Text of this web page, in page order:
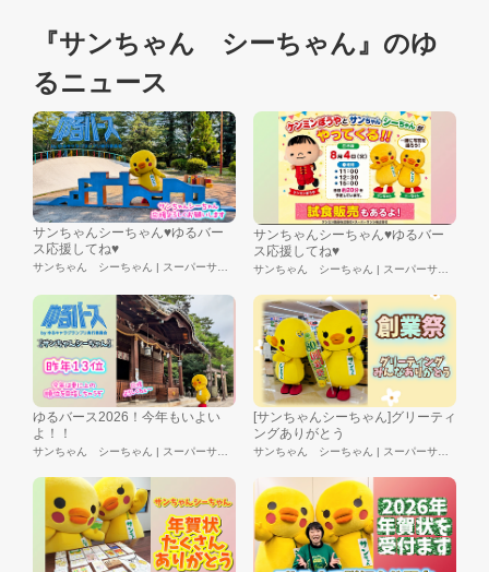
『サンちゃん シーちゃん』のゆ
るニュース
サンちゃんシーちゃん♥ゆるバー
ス応援してね♥
サンちゃんシーちゃん♥ゆるバー
ス応援してね♥
サンちゃん シーちゃん | スーパーサンシ株式会社
ゆるバース2026！今年もいよい
よ！！
[サンちゃんシーちゃん]グリーティ
ングありがとう